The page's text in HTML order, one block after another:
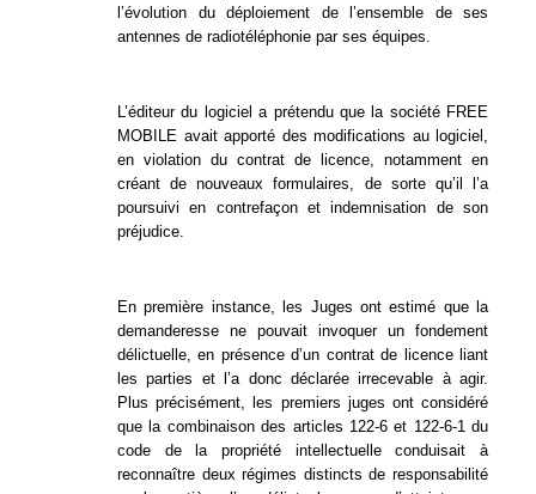
l’évolution du déploiement de l’ensemble de ses
antennes de radiotéléphonie par ses équipes.
L’éditeur du logiciel a prétendu que la société FREE
MOBILE avait apporté des modifications au logiciel,
en violation du contrat de licence, notamment en
créant de nouveaux formulaires, de sorte qu’il l’a
poursuivi en contrefaçon et indemnisation de son
préjudice.
En première instance, les Juges ont estimé que la
demanderesse ne pouvait invoquer un fondement
délictuelle, en présence d’un contrat de licence liant
les parties et l’a donc déclarée irrecevable à agir.
Plus précisément, les premiers juges ont considéré
que la combinaison des articles 122-6 et 122-6-1 du
code de la propriété intellectuelle conduisait à
reconnaître deux régimes distincts de responsabilité